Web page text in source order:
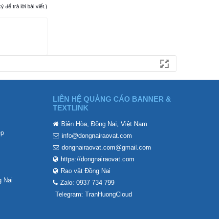
để trả lời bài viết.)
Nai
LIÊN HỆ QUẢNG CÁO BANNER &
TEXTLINK
Biên Hòa, Đồng Nai, Việt Nam
info@dongnairaovat.com
dongnairaovat.com@gmail.com
https://dongnairaovat.com
Rao vặt Đồng Nai
Zalo: 0937 734 799
Telegram: TranHuongCloud